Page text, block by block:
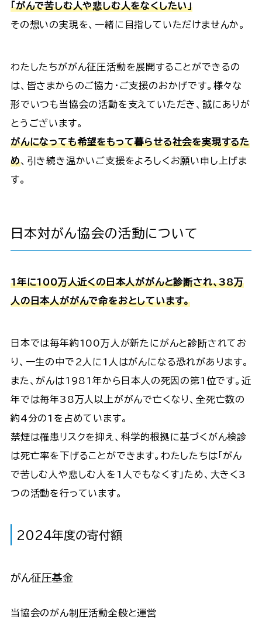
「がんで苦しむ人や悲しむ人をなくしたい」
その想いの実現を、一緒に目指していただけませんか。
わたしたちががん征圧活動を展開することができるの
は、皆さまからのご協力・ご支援のおかげです。様々な
形でいつも当協会の活動を支えていただき、誠にありが
とうございます。
がんになっても希望をもって暮らせる社会を実現するた
め、引き続き温かいご支援をよろしくお願い申し上げま
す。
日本対がん協会の活動について
1年に100万人近くの日本人ががんと診断され、38万
人の日本人ががんで命をおとしています。
日本では毎年約100万人が新たにがんと診断されてお
り、一生の中で2人に1人はがんになる恐れがあります。
また、がんは1981年から日本人の死因の第1位です。近
年では毎年38万人以上ががんで亡くなり、全死亡数の
約4分の1を占めています。
禁煙は罹患リスクを抑え、科学的根拠に基づくがん検診
は死亡率を下げることができます。わたしたちは「がん
で苦しむ人や悲しむ人を1人でもなくす」ため、大きく3
つの活動を行っています。
2024年度の寄付額
がん征圧基金
当協会のがん制圧活動全般と運営